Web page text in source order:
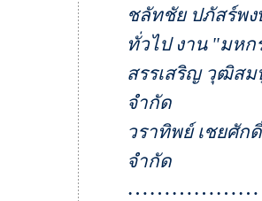
ชลัทชัย ปภัสร์พ
ทั่วไป งาน "มห
สรรเสริญ วุฒิส
จำกัด
วราทิพย์ เชยศัก
จำกัด
………………